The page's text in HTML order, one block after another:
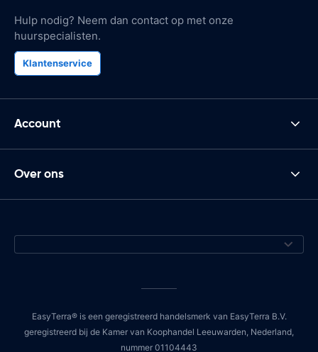
Hulp nodig? Neem dan contact op met onze
huurspecialisten.
Klantenservice
Account
Over ons
EasyTerra® is een geregistreerd handelsmerk van EasyTerra B.V.
geregistreerd bij de Kamer van Koophandel Leeuwarden, Nederland,
nummer 01104443